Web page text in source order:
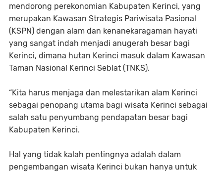
mendorong perekonomian Kabupaten Kerinci, yang
merupakan Kawasan Strategis Pariwisata Pasional
(KSPN) dengan alam dan kenanekaragaman hayati
yang sangat indah menjadi anugerah besar bagi
Kerinci, dimana hutan Kerinci masuk dalam Kawasan
Taman Nasional Kerinci Seblat (TNKS).
“Kita harus menjaga dan melestarikan alam Kerinci
sebagai penopang utama bagi wisata Kerinci sebagai
salah satu penyumbang pendapatan besar bagi
Kabupaten Kerinci.
Hal yang tidak kalah pentingnya adalah dalam
pengembangan wisata Kerinci bukan hanya untuk